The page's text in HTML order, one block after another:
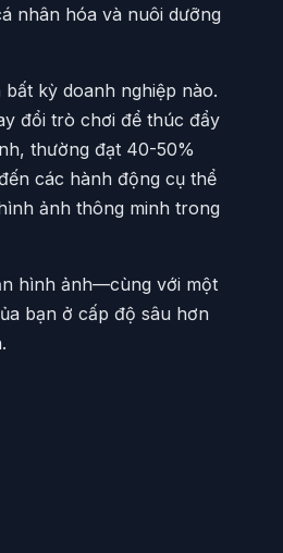
nhân hóa và nuôi dưỡng
kỳ doanh nghiệp nào.
đổi trò chơi để thúc đẩy
thường đạt 40-50%
các hành động cụ thể
ảnh thông minh trong
hình ảnh—cùng với một
bạn ở cấp độ sâu hơn